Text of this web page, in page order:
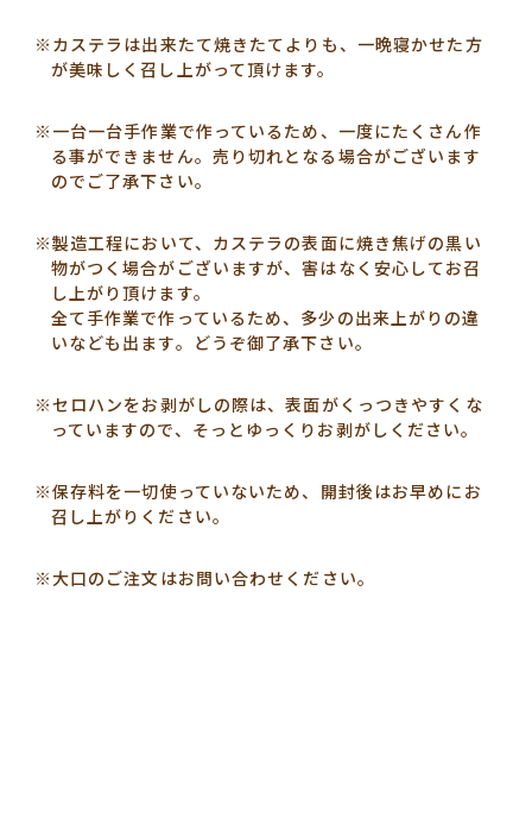
※カステラは出来たて焼きたてよりも、一晩寝かせた方
が美味しく召し上がって頂けます。
※一台一台手作業で作っているため、一度にたくさん作
る事ができません。売り切れとなる場合がございます
のでご了承下さい。
※製造工程において、カステラの表面に焼き焦げの黒い
物がつく場合がございますが、害はなく安心してお召
し上がり頂けます。
全て手作業で作っているため、多少の出来上がりの違
いなども出ます。どうぞ御了承下さい。
※セロハンをお剥がしの際は、表面がくっつきやすくな
っていますので、そっとゆっくりお剥がしください。
※保存料を一切使っていないため、開封後はお早めにお
召し上がりください。
※大口のご注文はお問い合わせください。